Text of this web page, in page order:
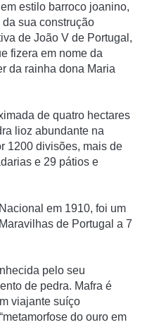
estilo barroco joanino,
sua construção
de João V de Portugal,
fizera em nome da
da rainha dona Maria
de quatro hectares
lioz abundante na
1200 divisões, mais de
e 29 pátios e
em 1910, foi um
de Portugal a 7
pelo seu
de pedra. Mafra é
viajante suíço
do ouro em